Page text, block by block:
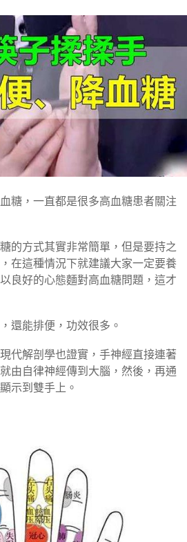
糖，一直都是很多高血糖患者關注
的方式其實非常簡單，但是要持之
在這種情況下就建議大家一定要養
良好的心態麵對高血糖問題，這才
還能排便，功效很多。
代解剖學也證實，手神經直接連著
由自律神經傳到大腦，然後，再通
示到雙手上。